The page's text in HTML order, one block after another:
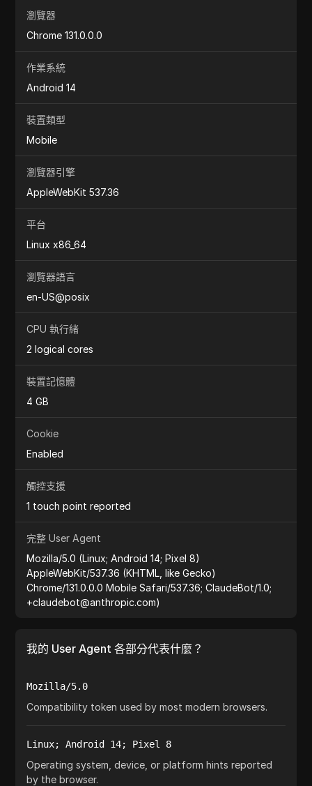
瀏覽器
Chrome 131.0.0.0
作業系統
Android 14
裝置類型
Mobile
瀏覽器引擎
AppleWebKit 537.36
平台
Linux x86_64
瀏覽器語言
en-US@posix
CPU 執行緒
2 logical cores
裝置記憶體
4 GB
Cookie
Enabled
觸控支援
1 touch point reported
完整 User Agent
Mozilla/5.0 (Linux; Android 14; Pixel 8)
AppleWebKit/537.36 (KHTML, like Gecko)
Chrome/131.0.0.0 Mobile Safari/537.36; ClaudeBot/1.0;
+claudebot@anthropic.com)
我的 User Agent 各部分代表什麼？
Mozilla/5.0
Compatibility token used by most modern browsers.
Linux; Android 14; Pixel 8
Operating system, device, or platform hints reported
by the browser.